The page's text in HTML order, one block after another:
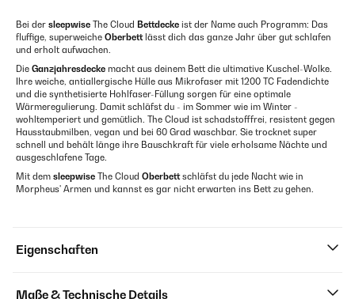
Bei der sleepwise The Cloud Bettdecke ist der Name auch Programm: Das
fluffige, superweiche Oberbettlässt dich das ganze Jahr über gut schlafen
und erholt aufwachen.
Die Ganzjahresdecke macht aus deinem Bett die ultimative Kuschel-Wolke.
Ihre weiche, antiallergische Hülle aus Mikrofaser mit 1200 TC Fadendichte
und die synthetisierte Hohlfaser-Füllung sorgen für eine optimale
Wärmeregulierung. Damit schläfst du - im Sommer wie im Winter -
wohltemperiert und gemütlich. The Cloud ist schadstofffrei, resistent gegen
Hausstaubmilben, vegan und bei 60 Grad waschbar. Sie trocknet super
schnell und behält länge ihre Bauschkraft für viele erholsame Nächte und
ausgeschlafene Tage.
Mit dem sleepwise The Cloud Oberbettschläfst du jede Nacht wie in
Morpheus' Armen und kannst es gar nicht erwarten ins Bett zu gehen.
Eigenschaften
Maße & Technische Details